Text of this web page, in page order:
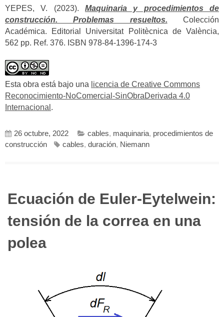
YEPES, V. (2023). Maquinaria y procedimientos de
construcción. Problemas resueltos. Colección
Académica. Editorial Universitat Politècnica de València,
562 pp. Ref. 376. ISBN 978-84-1396-174-3
Esta obra está bajo una licencia de Creative Commons
Reconocimiento-NoComercial-SinObraDerivada 4.0
Internacional .
26 octubre, 2022 cables, maquinaria, procedimientos de
construcción
cables, duración, Niemann
Ecuación de Euler-Eytelwein:
tensión de la correa en una
polea